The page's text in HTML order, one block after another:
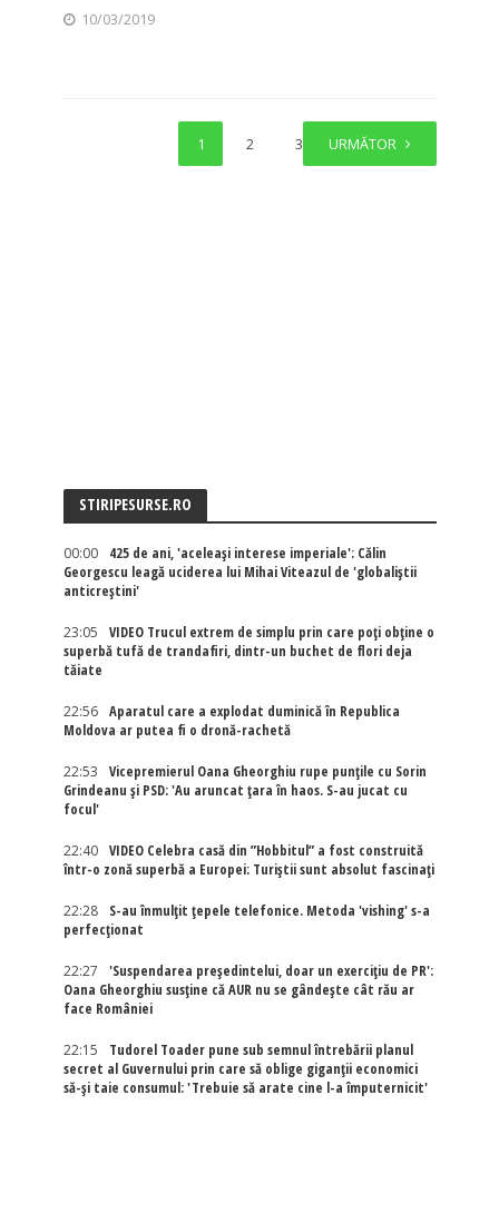
10/03/2019
1 2 3 URMĂTOR
STIRIPESURSE.RO
00:00
425 de ani, 'aceleași interese imperiale': Călin
Georgescu leagă uciderea lui Mihai Viteazul de 'globaliștii
anticreștini'
23:05
VIDEO Trucul extrem de simplu prin care poți obține o
superbă tufă de trandafiri, dintr-un buchet de flori deja
tăiate
22:56
Aparatul care a explodat duminică în Republica
Moldova ar putea fi o dronă-rachetă
22:53
Vicepremierul Oana Gheorghiu rupe punțile cu Sorin
Grindeanu și PSD: 'Au aruncat țara în haos. S-au jucat cu
focul'
22:40
VIDEO Celebra casă din ”Hobbitul” a fost construită
într-o zonă superbă a Europei: Turiștii sunt absolut fascinați
22:28
S-au înmulțit țepele telefonice. Metoda 'vishing' s-a
perfecționat
22:27
'Suspendarea președintelui, doar un exercițiu de PR':
Oana Gheorghiu susține că AUR nu se gândește cât rău ar
face României
22:15
Tudorel Toader pune sub semnul întrebării planul
secret al Guvernului prin care să oblige giganții economici
să-și taie consumul: 'Trebuie să arate cine l-a împuternicit'